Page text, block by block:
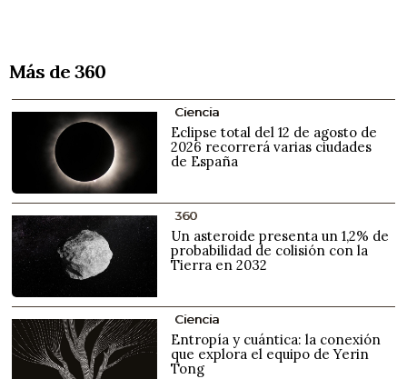
Más de 360
Ciencia
Eclipse total del 12 de agosto de
2026 recorrerá varias ciudades
de España
360
Un asteroide presenta un 1,2% de
probabilidad de colisión con la
Tierra en 2032
Ciencia
Entropía y cuántica: la conexión
que explora el equipo de Yerin
Tong